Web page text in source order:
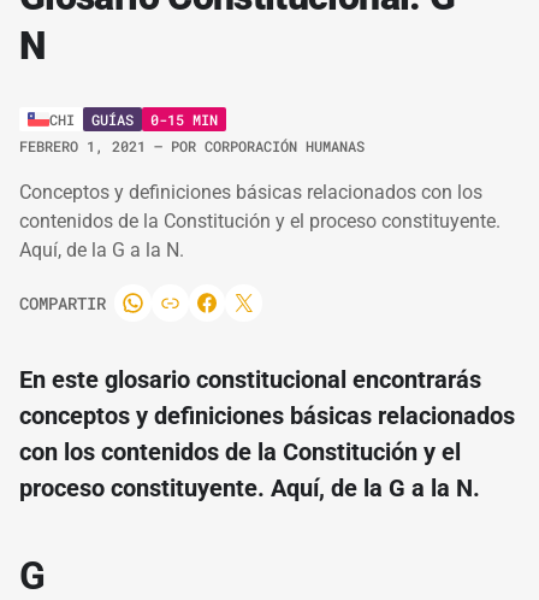
N
CHI GUÍAS
0-15 MIN
FEBRERO 1, 2021 – POR CORPORACIÓN HUMANAS
Conceptos y definiciones básicas relacionados con los
contenidos de la Constitución y el proceso constituyente.
Aquí, de la G a la N.
COMPARTIR
En este glosario constitucional encontrarás
conceptos y definiciones básicas relacionados
con los contenidos de la Constitución y el
proceso constituyente. Aquí, de la G a la N.
G